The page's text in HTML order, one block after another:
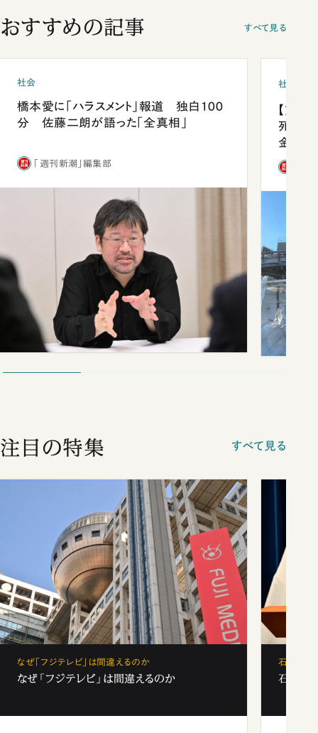
おすすめの記事 すべて見る
社会
橋本愛に「ハラスメント」報道 独白100
分 佐藤二朗が語った「全真相」
「週刊新潮」編集部
社会
【熊本
死を分
金」
注目の特集 すべて見る
なぜ「フジテレビ」は間違えるのか
なぜ「フジテレビ」は間違えるのか
石破茂、
石破茂